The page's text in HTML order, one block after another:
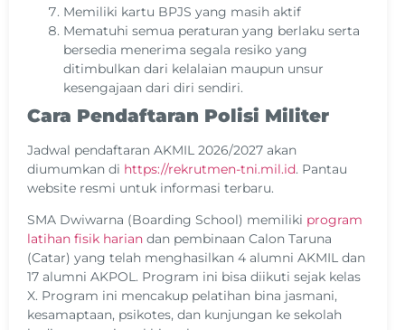
Memiliki kartu BPJS yang masih aktif
Mematuhi semua peraturan yang berlaku serta
bersedia menerima segala resiko yang
ditimbulkan dari kelalaian maupun unsur
kesengajaan dari diri sendiri.
Cara Pendaftaran Polisi Militer
Jadwal pendaftaran AKMIL 2026/2027 akan
diumumkan di https://rekrutmen-tni.mil.id. Pantau
website resmi untuk informasi terbaru.
SMA Dwiwarna (Boarding School) memiliki program
latihan fisik harian dan pembinaan Calon Taruna
(Catar) yang telah menghasilkan 4 alumni AKMIL dan
17 alumni AKPOL. Program ini bisa diikuti sejak kelas
X. Program ini mencakup pelatihan bina jasmani,
kesamaptaan, psikotes, dan kunjungan ke sekolah